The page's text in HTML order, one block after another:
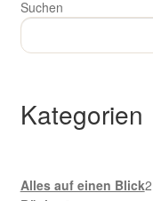
Suchen
Kategorien
Alles auf einen Blick